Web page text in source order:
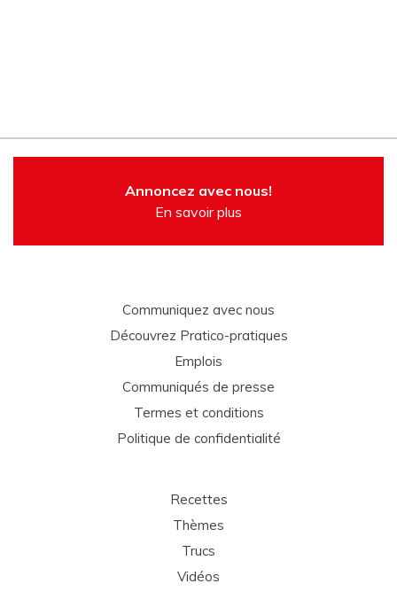
Annoncez avec nous!
En savoir plus
Communiquez avec nous
Découvrez Pratico-pratiques
Emplois
Communiqués de presse
Termes et conditions
Politique de confidentialité
Recettes
Thèmes
Trucs
Vidéos